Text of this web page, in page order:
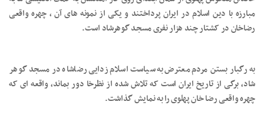
مبارزه با دین اسلام در ایران پرداختند و یکی از نمونه های آن ، چهره واقعی
رضاخان در کشتار چند هزار نفری مسجد گوهرشاد است.
به رگبار بستن مردم معترض به سیاست اسلام زدایی رضاشاه در مسجد گوهر
شاد، برگی از تاریخ ایران است که تلاش شده از نظرخا دور بماند، واقعه ای که
چهره واقعی رضا خان پهلوی را به نمایش گذاشت.